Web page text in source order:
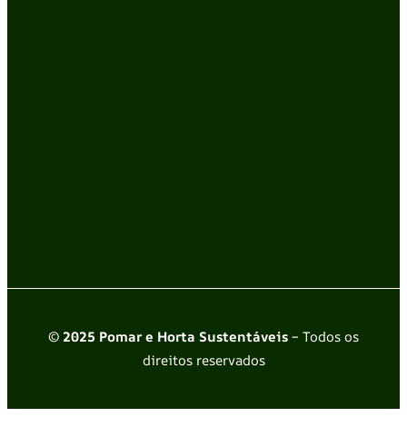
© 2025 Pomar e Horta Sustentáveis– Todos os
direitos reservados